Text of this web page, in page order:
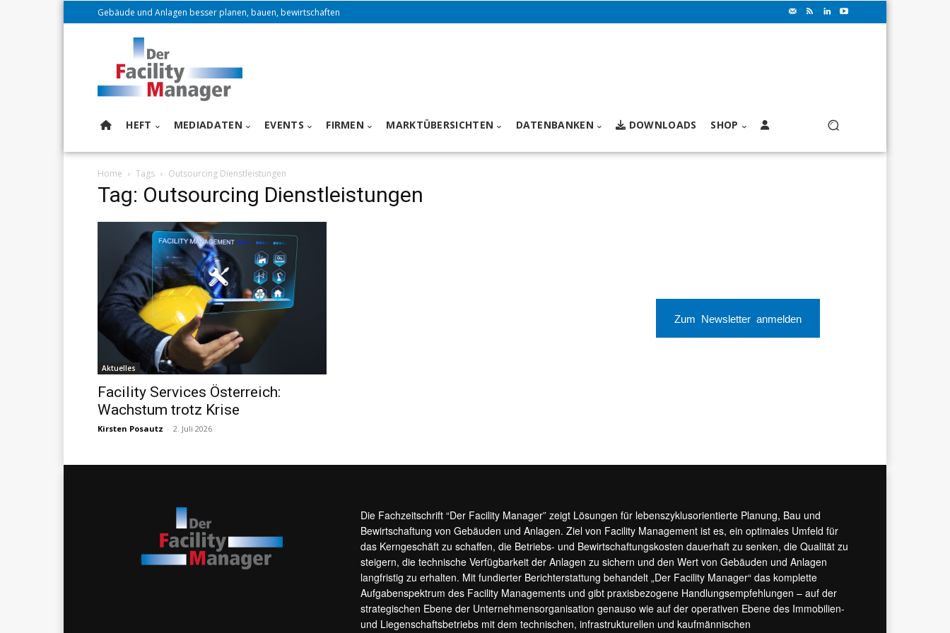
Gebäude und Anlagen besser planen, bauen, bewirtschaften
HEFT MEDIADATEN EVENTS FIRMEN MARKTÜBERSICHTEN DATENBANKEN DOWNLOADS SHOP
Home Tags Outsourcing Dienstleistungen
Tag: Outsourcing Dienstleistungen
Aktuelles
Facility Services Österreich:
Wachstum trotz Krise
Kirsten Posautz - 2. Juli 2026
Zum Newsletter anmelden
Die Fachzeitschrift “Der Facility Manager” zeigt Lösungen für lebenszyklusorientierte Planung, Bau und
Bewirtschaftung von Gebäuden und Anlagen. Ziel von Facility Management ist es, ein optimales Umfeld für
das Kerngeschäft zu schaffen, die Betriebs- und Bewirtschaftungskosten dauerhaft zu senken, die Qualität zu
steigern, die technische Verfügbarkeit der Anlagen zu sichern und den Wert von Gebäuden und Anlagen
langfristig zu erhalten. Mit fundierter Berichterstattung behandelt „Der Facility Manager“ das komplette
Aufgabenspektrum des Facility Managements und gibt praxisbezogene Handlungsempfehlungen – auf der
strategischen Ebene der Unternehmensorganisation genauso wie auf der operativen Ebene des Immobilien-
und Liegenschaftsbetriebs mit dem technischen, infrastrukturellen und kaufmännischen